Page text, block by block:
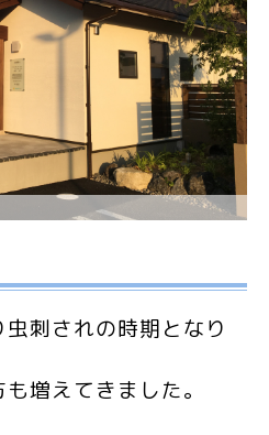
刺されの時期となり
増えてきました。